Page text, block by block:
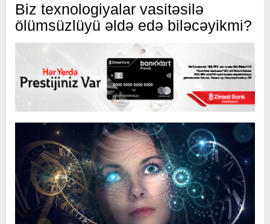
Biz texnologiyalar vasitəsilə
ölümsüzlüyü əldə edə biləcəyikmi?